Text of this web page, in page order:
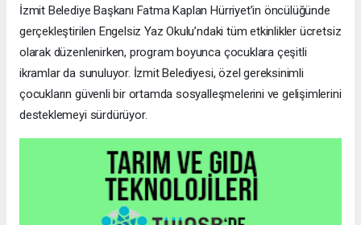
İzmit Belediye Başkanı Fatma Kaplan Hürriyet’in öncülüğünde
gerçekleştirilen Engelsiz Yaz Okulu’ndaki tüm etkinlikler ücretsiz
olarak düzenlenirken, program boyunca çocuklara çeşitli
ikramlar da sunuluyor. İzmit Belediyesi, özel gereksinimli
çocukların güvenli bir ortamda sosyalleşmelerini ve gelişimlerini
desteklemeyi sürdürüyor.